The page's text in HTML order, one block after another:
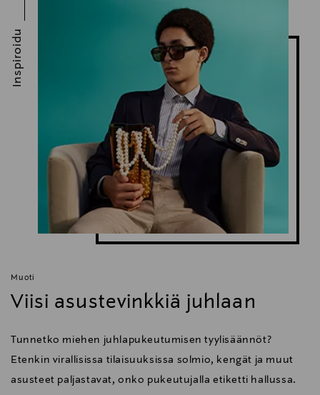
Muoti
Viisi asustevinkkiä juhlaan
Tunnetko miehen juhlapukeutumisen tyylisäännöt?
Etenkin virallisissa tilaisuuksissa solmio, kengät ja muut
asusteet paljastavat, onko pukeutujalla etiketti hallussa.
Inspiroidu